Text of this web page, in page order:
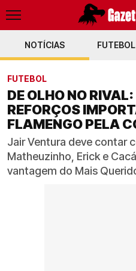
NOTÍCIAS
FUTEBOL
DE OLHO NO
REFORÇOS
FLAMENGO PELA
Jair Ventura deve contar
Matheuzinho, Erick e
vantagem do Mais